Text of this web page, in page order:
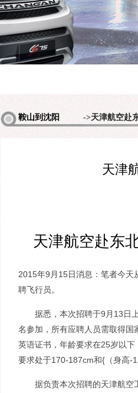
鞍山到沈阳
->天津航空赴
天津
天津航空赴东
2015年9月15日消息：笔者今天
聘飞行员。
据悉，本次招聘于9月13日上
名参加，所有应聘人员需取得
英语证书，年龄要求在25岁以
要求处于170-187cm和{（身高-
据负责本次招聘的天津航空工